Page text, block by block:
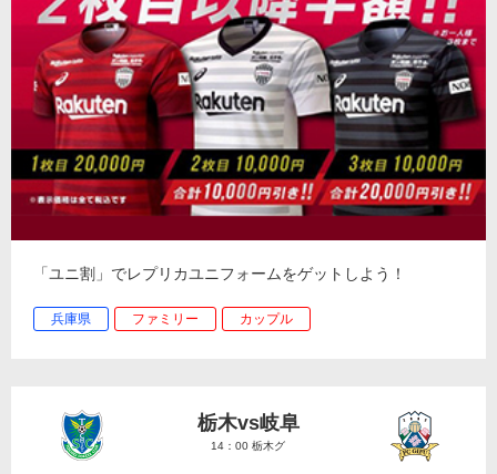
「ユニ割」でレプリカユニフォームをゲットしよう！
兵庫県 ファミリー カップル
栃木vs岐阜
14：00 栃木グ